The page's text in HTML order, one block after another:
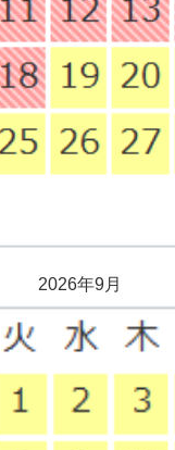
2026年9月